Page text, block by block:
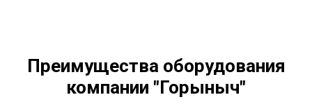
Преимущества оборудования
компании "Горыныч"